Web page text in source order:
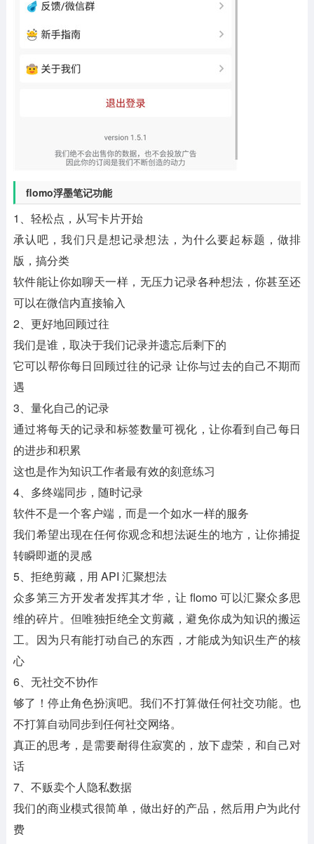
flomo浮墨笔记功能
1、轻松点，从写卡片开始
承认吧，我们只是想记录想法，为什么要起标题，做排
版，搞分类
软件能让你如聊天一样，无压力记录各种想法，你甚至还
可以在微信内直接输入
2、更好地回顾过往
我们是谁，取决于我们记录并遗忘后剩下的
它可以帮你每日回顾过往的记录 让你与过去的自己不期而
遇
3、量化自己的记录
通过将每天的记录和标签数量可视化，让你看到自己每日
的进步和积累
这也是作为知识工作者最有效的刻意练习
4、多终端同步，随时记录
软件不是一个客户端，而是一个如水一样的服务
我们希望出现在任何你观念和想法诞生的地方，让你捕捉
转瞬即逝的灵感
5、拒绝剪藏，用 API 汇聚想法
众多第三方开发者发挥其才华，让 flomo 可以汇聚众多思
维的碎片。但唯独拒绝全文剪藏，避免你成为知识的搬运
工。因为只有能打动自己的东西，才能成为知识生产的核
心
6、无社交不协作
够了！停止角色扮演吧。我们不打算做任何社交功能。也
不打算自动同步到任何社交网络。
真正的思考，是需要耐得住寂寞的，放下虚荣，和自己对
话
7、不贩卖个人隐私数据
我们的商业模式很简单，做出好的产品，然后用户为此付
费